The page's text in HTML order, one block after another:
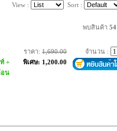
View : Sort :
พบสินค้า54
+
อน
ราคา:1,690.00
พิเศษ: 1,200.00
จำนวน :